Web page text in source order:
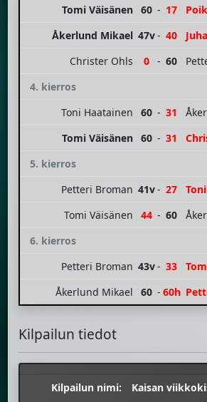
Tomi Väisänen
60 - 17
Åkerlund Mikael 47v- 40
Christer Ohls
0 - 60
4. kierros
Toni Haatainen
60 - 31
Tomi Väisänen
60 - 31
5. kierros
Petteri Broman 41v- 27
Tomi Väisänen
44 - 60
6. kierros
Petteri Broman 43v- 33
Åkerlund Mikael
60 - 60h
Kilpailun tiedot
Kilpailun nimi:
Kaisan